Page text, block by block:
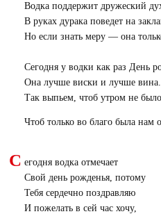
Водка поддержит дружеский
В руках дурака поведет на
Но если знать меру — она
Сегодня у водки как раз День
Она лучше виски и лучше вина.
Так выпьем, чтоб утром не
Чтоб только во благо была нам
С егодня водка отмечает
Свой день рожденья, потому
Тебя сердечно поздравляю
И пожелать в сей час хочу,